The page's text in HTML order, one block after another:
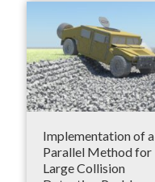
Implementation of a
Parallel Method for
Large Collision